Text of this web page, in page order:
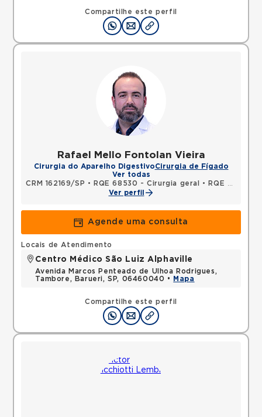
Compartilhe este perfil
SP, 09531195 •
Rafael Mello Fontolan Vieira
Cirurgia do Aparelho DigestivoCirurgia de Fígado
Ver todas
CRM 162169/SP • RQE 68530 - Cirurgia geral •
RQE 86743 - Cirurgia do aparelho digestivo
Ver perfil
Agende uma consulta
Compartilhe este perfil
Locais de Atendimento
Centro Médico São Luiz Alphaville
Avenida Marcos Penteado de Ulhoa Rodrigues,
Tambore, Barueri, SP, 06460040 •
Mapa